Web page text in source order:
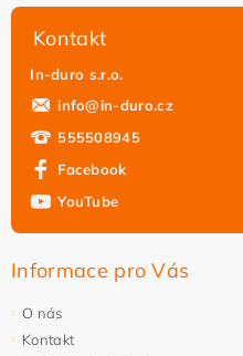
osobních údajů
Kontakt
In-duro s.r.o.
info@in-duro.cz
555508945
Facebook
YouTube
Informace pro Vás
O nás
Kontakt